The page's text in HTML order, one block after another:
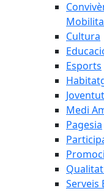
Cultura
Esports
Joventut
Medi
Pagesia
Serveis